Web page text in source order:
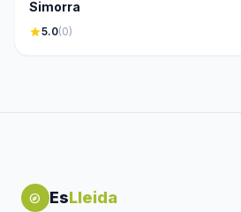
Simorra
star5.0(0)
explore EsLleida